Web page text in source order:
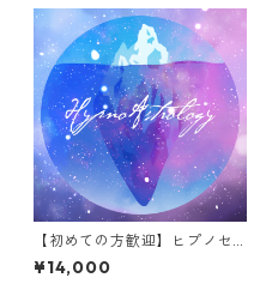
【初めての方歓迎】ヒプノセ
ラピー（インナーチャイルド
療法）
¥14,000